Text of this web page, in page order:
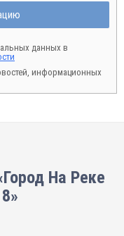
данных в
информационных
На Реке